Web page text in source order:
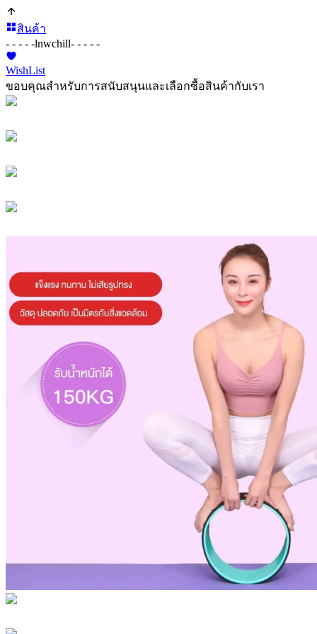
สินค้า
- - - - -lnwchill- - - - -
WishList
ขอบคุณสำหรับการสนับสนุนและเลือกซื้อสินค้ากับเรา